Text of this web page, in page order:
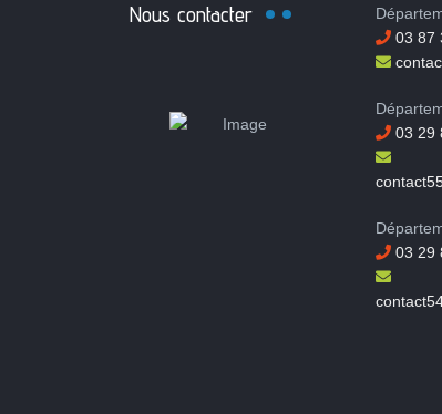
Nous contacter
03 87
03 29
03 29